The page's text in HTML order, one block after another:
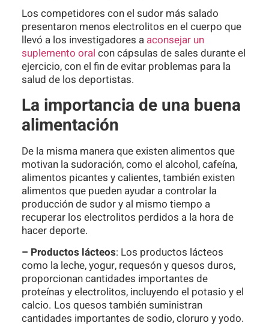
Los competidores con el sudor más salado
presentaron menos electrolitos en el cuerpo que
llevó a los investigadores a aconsejar un
suplemento oral con cápsulas de sales durante el
ejercicio, con el fin de evitar problemas para la
salud de los deportistas.
La importancia de una buena
alimentación
De la misma manera que existen alimentos que
motivan la sudoración, como el alcohol, cafeína,
alimentos picantes y calientes, también existen
alimentos que pueden ayudar a controlar la
producción de sudor y al mismo tiempo a
recuperar los electrolitos perdidos a la hora de
hacer deporte.
– Productos lácteos: Los productos lácteos
como la leche, yogur, requesón y quesos duros,
proporcionan cantidades importantes de
proteínas y electrolitos, incluyendo el potasio y el
calcio. Los quesos también suministran
cantidades importantes de sodio, cloruro y yodo.